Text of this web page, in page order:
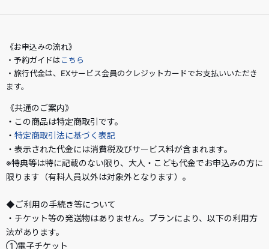
《お申込みの流れ》
・予約ガイドはこちら
・旅行代金は、EXサービス会員のクレジットカードでお支払いいただき
ます。
《共通のご案内》
・この商品は特定商取引です。
・ 特定商取引法に基づく表記
・表示された代金には消費税及びサービス料が含まれます。
※特典等は特に記載のない限り、大人・こども代金でお申込みの方に
限ります（有料人員以外は対象外となります）。
◆ご利用の手続き等について
・チケット等の発送物はありません。プランにより、以下の利用方
法があります。
①電子チケット